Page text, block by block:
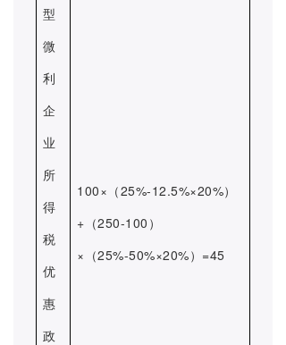
型
微
利
企
业
所
得
税
优
惠
政
100×（25%-12.5%×20%）
+（250-100）
×（25%-50%×20%）=45